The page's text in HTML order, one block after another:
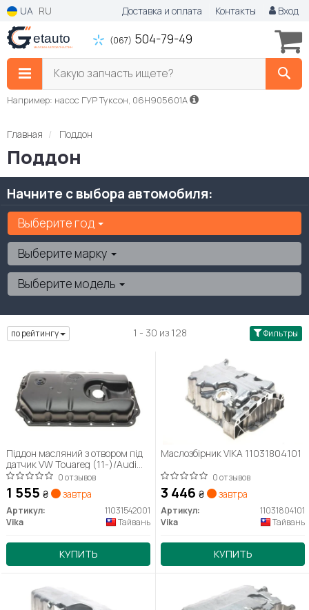
UA RU Доставка и оплата Контакты Вход
(067) 504-79-49
Какую запчасть ищете?
Например: насос ГУР Туксон, 06H905601A
Главная Поддон
Поддон
Начните с выбора автомобиля:
Выберите год
Выберите марку
Выберите модель
по рейтингу 1 - 30 из 128 Фильтры
Піддон масляний з отвором під
датчик VW Touareg (11-)/Audi
A4 (08-), A6 (05-), A8 (08-)
(11031542001) VIKA
0 отзывов
1 555 ₴ завтра
Артикул:
11031542001
Vika
Тайвань
КУПИТЬ
Маслозбірник VIKA 11031804101
0 отзывов
3 446 ₴ завтра
Артикул:
11031804101
Vika
Тайвань
КУПИТЬ